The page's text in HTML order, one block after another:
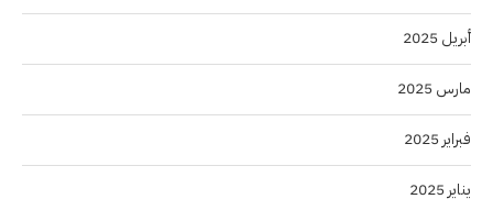
أبريل 2025
مارس 2025
فبراير 2025
يناير 2025